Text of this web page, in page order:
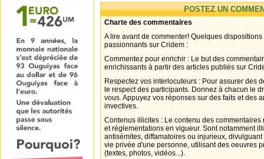
POSTEZ UN
Charte des commentaires
A lire avant de commenter! Quelques
passionnants sur Cridem :
Commentez pour enrichir : Le but des
enrichissants à partir des articles publiés sur
Respectez vos interlocuteurs : Pour assurer des
le respect des participants. Donnez à chacun le
vous. Appuyez vos réponses sur des faits et des
invectives.
Contenus illicites : Le contenu des
et réglementations en vigueur. Sont notamment
antisémites, diffamatoires ou injurieux,
vie privée d'une personne, utilisant des oeuvres
(textes, photos, vidéos...).